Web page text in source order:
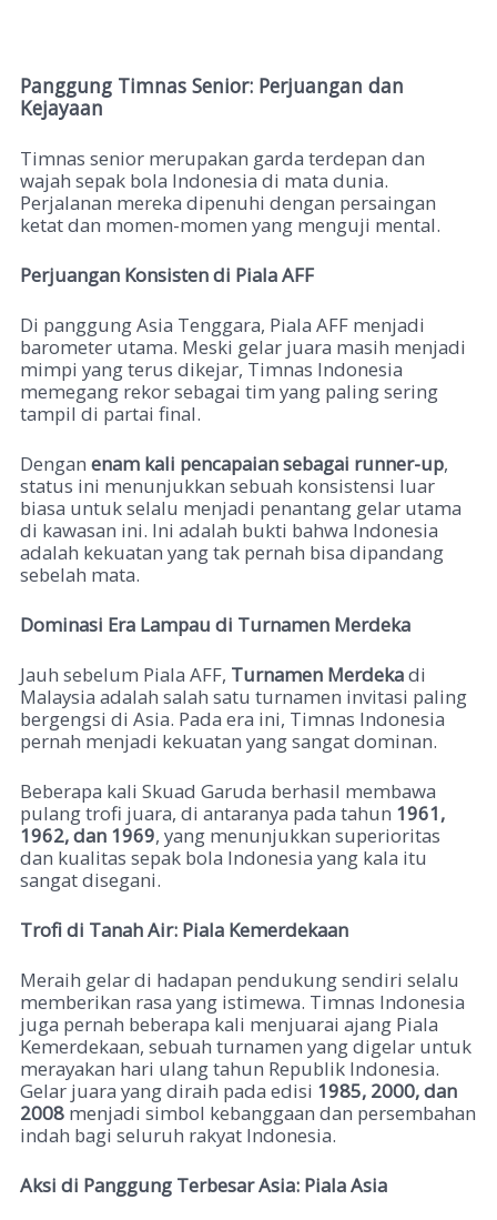
Panggung Timnas Senior: Perjuangan dan
Kejayaan
Timnas senior merupakan garda terdepan dan
wajah sepak bola Indonesia di mata dunia.
Perjalanan mereka dipenuhi dengan persaingan
ketat dan momen-momen yang menguji mental.
Perjuangan Konsisten di Piala AFF
Di panggung Asia Tenggara, Piala AFF menjadi
barometer utama. Meski gelar juara masih menjadi
mimpi yang terus dikejar, Timnas Indonesia
memegang rekor sebagai tim yang paling sering
tampil di partai final.
Dengan enam kali pencapaian sebagai runner-up,
status ini menunjukkan sebuah konsistensi luar
biasa untuk selalu menjadi penantang gelar utama
di kawasan ini. Ini adalah bukti bahwa Indonesia
adalah kekuatan yang tak pernah bisa dipandang
sebelah mata.
Dominasi Era Lampau di Turnamen Merdeka
Jauh sebelum Piala AFF, Turnamen Merdekadi
Malaysia adalah salah satu turnamen invitasi paling
bergengsi di Asia. Pada era ini, Timnas Indonesia
pernah menjadi kekuatan yang sangat dominan.
Beberapa kali Skuad Garuda berhasil membawa
pulang trofi juara, di antaranya pada tahun 1961,
1962, dan 1969, yang menunjukkan superioritas
dan kualitas sepak bola Indonesia yang kala itu
sangat disegani.
Trofi di Tanah Air: Piala Kemerdekaan
Meraih gelar di hadapan pendukung sendiri selalu
memberikan rasa yang istimewa. Timnas Indonesia
juga pernah beberapa kali menjuarai ajang Piala
Kemerdekaan, sebuah turnamen yang digelar untuk
merayakan hari ulang tahun Republik Indonesia.
Gelar juara yang diraih pada edisi 1985, 2000, dan
2008 menjadi simbol kebanggaan dan persembahan
indah bagi seluruh rakyat Indonesia.
Aksi di Panggung Terbesar Asia: Piala Asia